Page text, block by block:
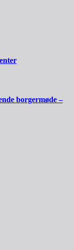
borgermøde –